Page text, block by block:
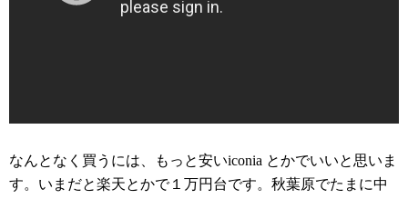
なんとなく買うには、もっと安いiconia とかでいいと思いま
す。いまだと楽天とかで１万円台です。秋葉原でたまに中